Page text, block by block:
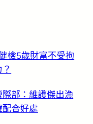
檢5歲財富不受拘
部：維護傑出漁
合好處